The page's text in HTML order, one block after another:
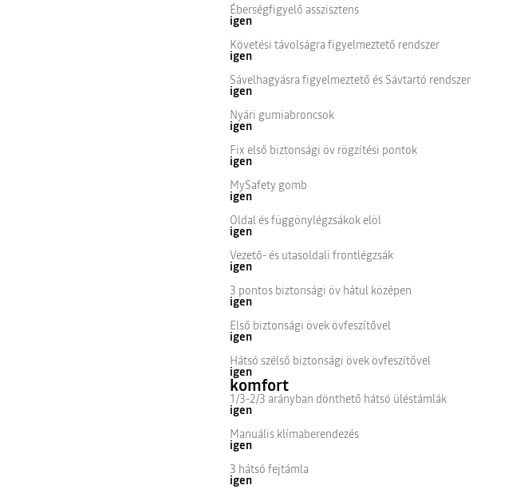
Éberségfigyelő asszisztens
igen
Követési távolságra figyelmeztető rendszer
igen
Sávelhagyásra figyelmeztető és Sávtartó rendszer
igen
Nyári gumiabroncsok
igen
Fix első biztonsági öv rögzítési pontok
igen
MySafety gomb
igen
Oldal és függönylégzsákok elöl
igen
Vezető- és utasoldali frontlégzsák
igen
3 pontos biztonsági öv hátul középen
igen
Első biztonsági övek övfeszítővel
igen
Hátsó szélső biztonsági övek övfeszítővel
igen
komfort
1/3-2/3 arányban dönthető hátsó üléstámlák
igen
Manuális klímaberendezés
igen
3 hátsó fejtámla
igen